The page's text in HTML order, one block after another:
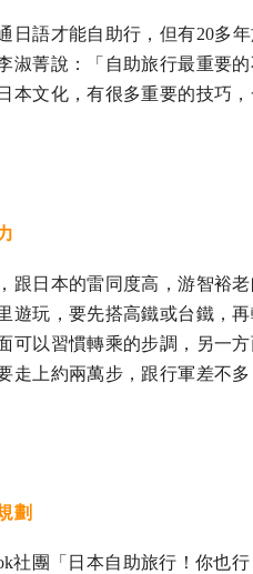
日語才能自助行，但有20多
淑菁說：「自助旅行最重要
本文化，有很多重要的技巧
跟日本的雷同度高，游智裕
遊玩，要先搭高鐵或台鐵，
可以習慣轉乘的步調，另一
走上約兩萬步，跟行軍差不
劃
社團「日本自助旅行！你也